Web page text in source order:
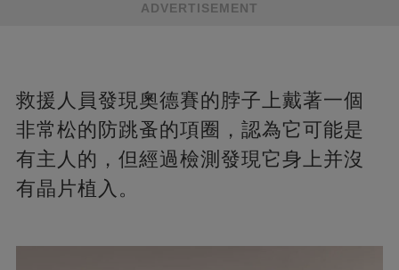
ADVERTISEMENT
救援人員發現奧德賽的脖子上戴著一個
非常松的防跳蚤的項圈，認為它可能是
有主人的，但經過檢測發現它身上并沒
有晶片植入。